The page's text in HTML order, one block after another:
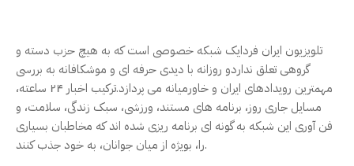
تلویزیون ایران فردایک شبکه خصوصی است که به هیچ حزب دسته و
گروهی تعلق نداردو روزانه با دیدی حرفه ای و موشکافانه به بررسی
مهمترین رویدادهای ایران و خاورمیانه می پردازد.ترکیب اخبار ۲۴ ساعته،
مسایل جاری روز، برنامه های مستند، ورزشی، سبک زندگی، سلامت، و
فن آوری این شبکه به گونه ای برنامه ریزی شده اند که مخاطبان بسیاری
را، بویژه از میان جوانان، به خود جذب کنند.